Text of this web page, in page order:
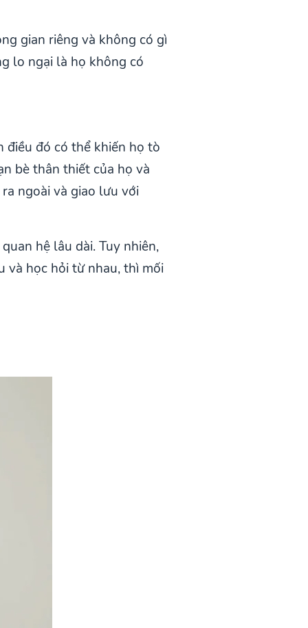
gian riêng và không có gì
lo ngại là họ không có
điều đó có thể khiến họ tò
bè thân thiết của họ và
ngoài và giao lưu với
hệ lâu dài. Tuy nhiên,
và học hỏi từ nhau, thì mối